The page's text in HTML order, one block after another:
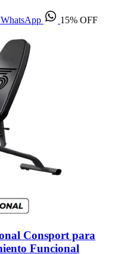
15% OFF
Consport para
Funcional